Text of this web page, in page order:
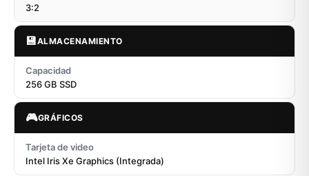
3:2
💾ALMACENAMIENTO
Capacidad
256 GB SSD
🎮GRÁFICOS
Tarjeta de video
Intel Iris Xe Graphics (Integrada)